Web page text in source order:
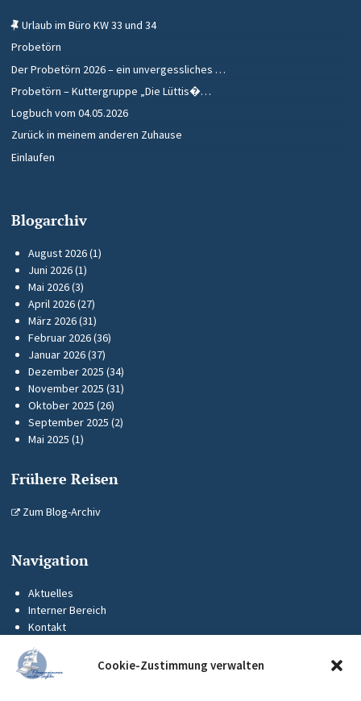
Cookie-Zustimmung verwalten
Urlaub im Büro KW 33 und 34
Probetörn
Der Probetörn 2026 – ein unvergessliches …
Probetörn – Kuttergruppe „Die Lüttis�…
Logbuch vom 04.05.2026
Zurück in meinem anderen Zuhause
Einlaufen
Blogarchiv
August 2026(1)
Juni 2026(1)
Mai 2026(3)
April 2026(27)
März 2026(31)
Februar 2026(36)
Januar 2026(37)
Dezember 2025 (34)
November 2025 (31)
Oktober 2025 (26)
September 2025 (2)
Mai 2025 (1)
Frühere Reisen
Zum Blog-Archiv
Navigation
Aktuelles
Interner Bereich
Kontakt
KUS-Flyer
Impressum
Datenschutz